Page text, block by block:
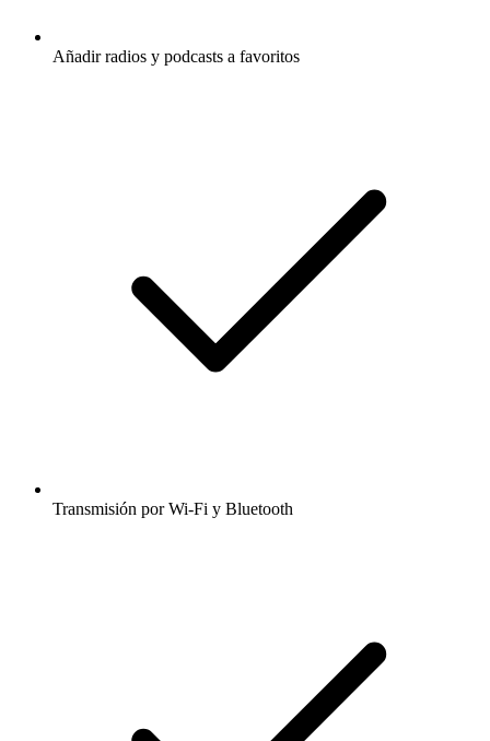
Añadir radios y podcasts a favoritos
Transmisión por Wi-Fi y Bluetooth